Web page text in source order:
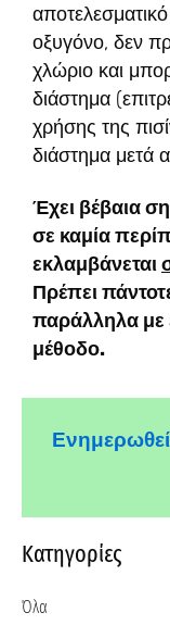
οξυγόνο, δεν
χλώριο και
διάστημα
χρήσης της
διάστημα μετά
Έχει βέβαια
σε καμία
εκλαμβάνεται
Πρέπει
παράλληλα με
μέθοδο.
Κατηγορίες
Όλα